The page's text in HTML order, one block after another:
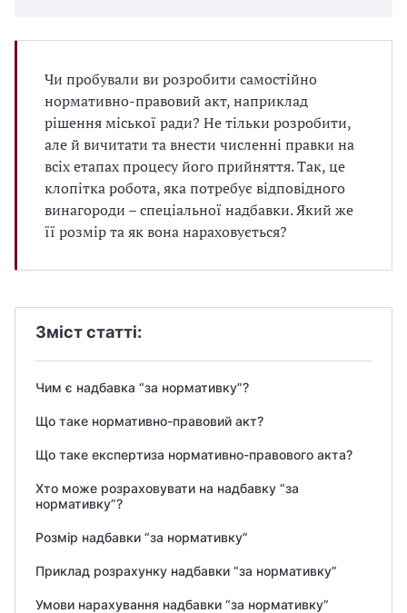
Чи пробували ви розробити самостійно
нормативно-правовий акт, наприклад
рішення міської ради? Не тільки розробити,
але й вичитати та внести численні правки на
всіх етапах процесу його прийняття. Так, це
клопітка робота, яка потребує відповідного
винагороди – спеціальної надбавки. Який же
її розмір та як вона нараховується?
Зміст статті:
Чим є надбавка “за нормативку”?
Що таке нормативно-правовий акт?
Що таке експертиза нормативно-правового акта?
Хто може розраховувати на надбавку “за
нормативку”?
Розмір надбавки “за нормативку”
Приклад розрахунку надбавки “за нормативку”
Умови нарахування надбавки “за нормативку”